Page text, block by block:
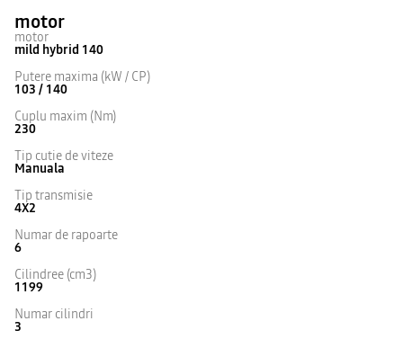
motor
motor
mild hybrid 140
Putere maxima (kW / CP)
103 / 140
Cuplu maxim (Nm)
230
Tip cutie de viteze
Manuala
Tip transmisie
4X2
Numar de rapoarte
6
Cilindree (cm3)
1199
Numar cilindri
3